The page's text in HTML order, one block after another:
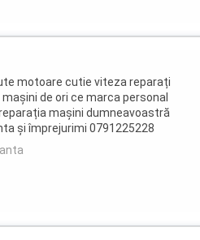
motoare cutie viteza reparați
de ori ce marca personal
mașini dumneavoastră
și împrejurimi 0791225228